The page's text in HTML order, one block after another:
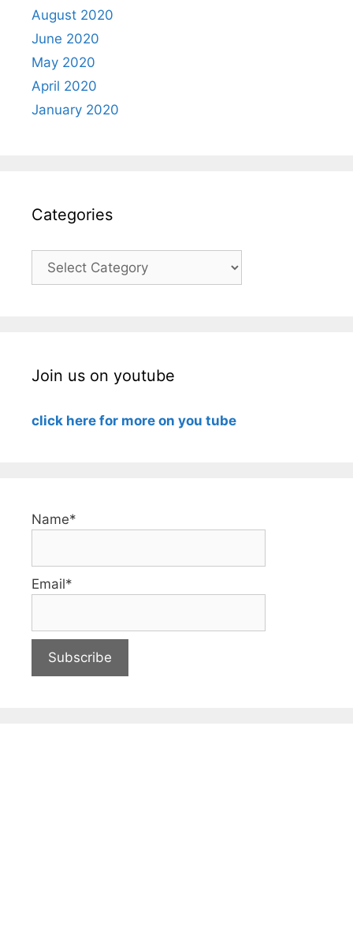
August 2020
June 2020
May 2020
April 2020
January 2020
Categories
Categories
Join us on youtube
click here for more on you tube
Name*
Email*